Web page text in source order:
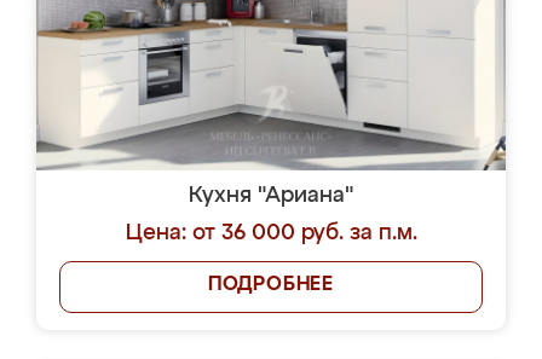
Кухня "Ариана"
Цена: от 36 000 руб. за п.м.
ПОДРОБНЕЕ